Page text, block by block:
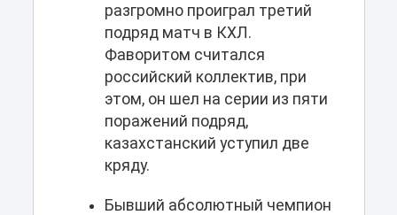
разгромно проиграл третий
подряд матч в КХЛ.
Фаворитом считался
российский коллектив, при
этом, он шел на серии из пяти
поражений подряд,
казахстанский уступил две
кряду.
Бывший абсолютный чемпион